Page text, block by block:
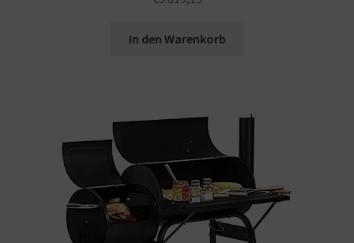
In den Warenkorb